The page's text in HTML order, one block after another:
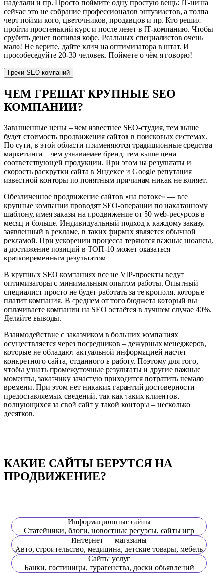
наделали и пр. Просто поймите одну простую вещь: IT-ниша
сейчас это не собрание профессионалов энтузиастов, а толпа
черт пойми кого, цветочников, продавцов и пр. Кто решил
пройти простенький курс и после лезет в IT-компанию. Чтобы
срубить денег попивая кофе. Реальных специалистов очень
мало! Не верите, дайте клич на оптимизатора в штат. И
прособеседуйте 20-30 человек. Поймете о чём я говорю!
Грехи SEO-компаний
ЧЕМ ГРЕШАТ КРУПНЫЕ SEO
КОМПАНИИ?
Завышенные цены – чем известнее SEO-студия, тем выше
будет стоимость продвижения сайтов в поисковых системах.
По сути, в этой области применяются традиционные средства
маркетинга – чем узнаваемее бренд, тем выше цена
соответствующей продукции. При этом на результаты и
скорость раскрутки сайта в Яндексе и Google репутация
известной конторы по понятным причинам никак не влияет.
Обезличенное продвижение сайтов «на потоке» — все
крупные компании проводят SEO-операции по накатанному
шаблону, имея заказы на продвижение от 50 web-ресурсов в
месяц и больше. Индивидуальный подход к каждому заказу,
заявленный в рекламе, в таких фирмах является обычной
рекламой. При ускорении процесса теряются важные нюансы,
а достижение позиций в ТОП-10 может оказаться
кратковременным результатом.
В крупных SEO компаниях все не VIP-проекты ведут
оптимизаторы с минимальным опытом работы. Опытный
специалист просто не будет работать за те крополя, которые
платит компания. В среднем от того бюджета который вы
оплачиваете компании на SEO остаётся в лучшем случае 40%.
Делайте выводы.
Взаимодействие с заказчиком в больших компаниях
осуществляется через посредников – дежурных менеджеров,
которые не обладают актуальной информацией насчёт
конкретного сайта, отданного в работу. Поэтому для того,
чтобы узнать промежуточные результаты и другие важные
моменты, заказчику зачастую приходится потратить немало
времени. При этом нет никаких гарантий достоверности
предоставляемых сведений, так как таких клиентов,
волнующихся за свой сайт у такой конторы – несколько
десятков.
КАКИЕ САЙТЫ БЕРУТСЯ НА
ПРОДВИЖЕНИЕ?
Информационные сайты
Статейники, блоги, новостные ресурсы, сайты игр
Интернет — магазины
Авто, строительство, медицина, детские товары, мебель
Сайты услуг
Банки, гостиницы, турагенства, доски объявлений